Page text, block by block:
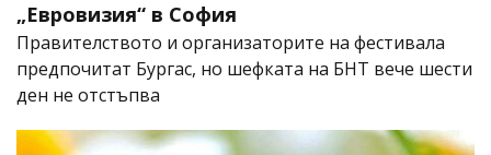
„Евровизия“ в София
Правителството и организаторите на фестивала
предпочитат Бургас, но шефката на БНТ вече шести
ден не отстъпва